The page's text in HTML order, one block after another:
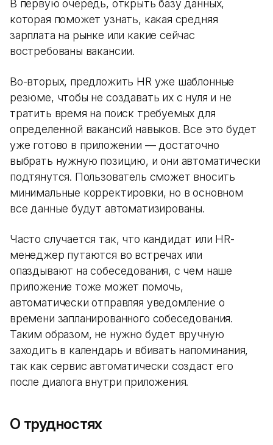
В первую очередь, открыть базу данных,
которая поможет узнать, какая средняя
зарплата на рынке или какие сейчас
востребованы вакансии.
Во-вторых, предложить HR уже шаблонные
резюме, чтобы не создавать их с нуля и не
тратить время на поиск требуемых для
определенной вакансий навыков. Все это будет
уже готово в приложении — достаточно
выбрать нужную позицию, и они автоматически
подтянутся. Пользователь сможет вносить
минимальные корректировки, но в основном
все данные будут автоматизированы.
Часто случается так, что кандидат или HR-
менеджер путаются во встречах или
опаздывают на собеседования, с чем наше
приложение тоже может помочь,
автоматически отправляя уведомление о
времени запланированного собеседования.
Таким образом, не нужно будет вручную
заходить в календарь и вбивать напоминания,
так как сервис автоматически создаст его
после диалога внутри приложения.
О трудностях